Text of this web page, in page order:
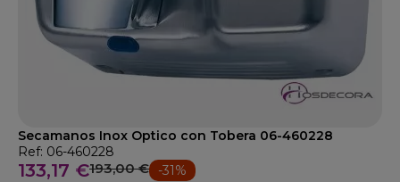
Secamanos Inox Optico con Tobera 06-460228
Ref: 06-460228
133,17 €193,00 € -31%